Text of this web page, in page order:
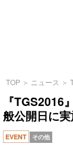
TOP ＞ ニュース ＞
『TGS2016
般公開日に実
EVENT その他